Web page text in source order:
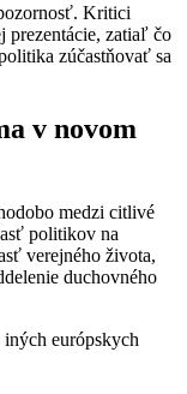
Kritici
prezentácie, zatiaľ čo
zúčastňovať sa
v novom
medzi citlivé
politikov na
verejného života,
duchovného
európskych